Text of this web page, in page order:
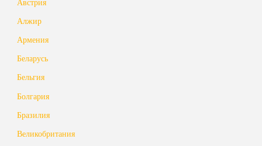
Алжир
Армения
Беларусь
Бельгия
Болгария
Бразилия
Великобритания